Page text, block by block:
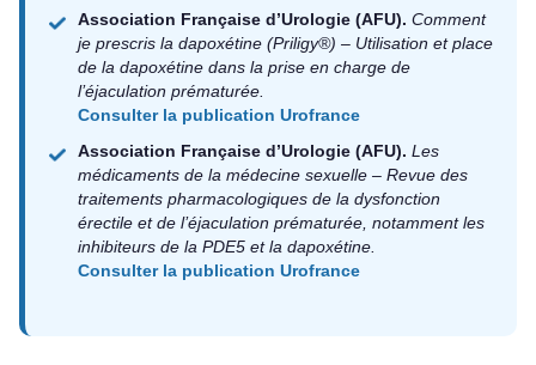
Association Française d’Urologie (AFU). Comment
je prescris la dapoxétine (Priligy®) – Utilisation et place
de la dapoxétine dans la prise en charge de
l’éjaculation prématurée.
Consulter la publication Urofrance
Association Française d’Urologie (AFU). Les
médicaments de la médecine sexuelle – Revue des
traitements pharmacologiques de la dysfonction
érectile et de l’éjaculation prématurée, notamment les
inhibiteurs de la PDE5 et la dapoxétine.
Consulter la publication Urofrance